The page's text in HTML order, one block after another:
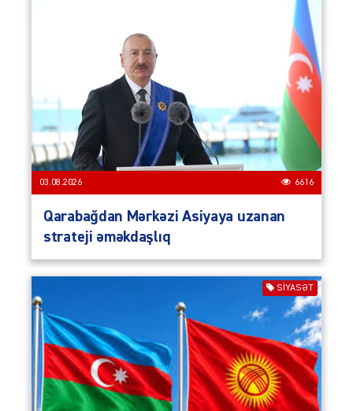
03.08.2026 6616
Qarabağdan Mərkəzi Asiyaya uzanan
strateji əməkdaşlıq
SIYASƏT